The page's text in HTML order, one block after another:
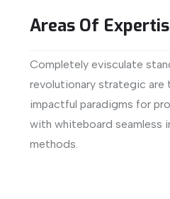
Areas Of
Completely evisculate
revolutionary strategic are
impactful paradigms for
with whiteboard seamless
methods.